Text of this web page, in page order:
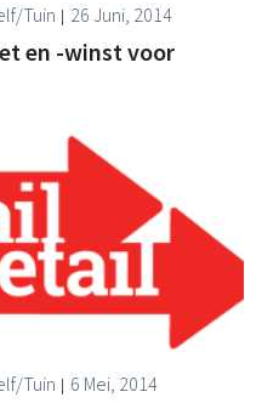
Tuin 26 Juni, 2014
en -winst voor
Tuin 6 Mei, 2014